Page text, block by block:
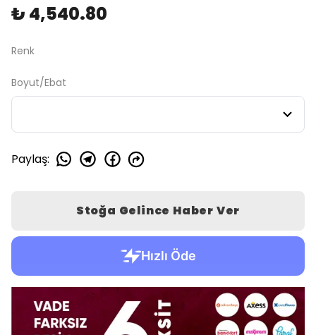
₺ 4,540.80
Renk
Boyut/Ebat
Paylaş:
Stoğa Gelince Haber Ver